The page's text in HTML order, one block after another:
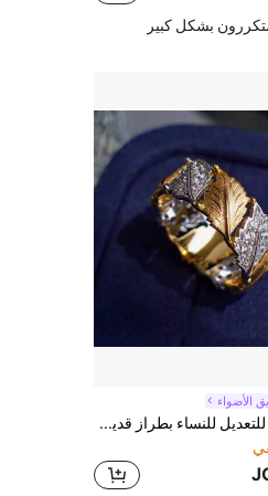
بشكل كبير
الأضواء
خاتم قابل للتعديل للنساء بطراز قديم مزخرف محفور مطلي بالذهب الأصفر عيار 18 قيراط، بزركونيا بتصميم ورقة القيقب